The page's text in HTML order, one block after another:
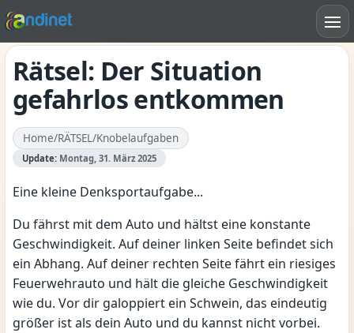
Rätsel: Der Situation
gefahrlos entkommen
Home/RÄTSEL/Knobelaufgaben
Update:Montag, 31. März 2025
Eine kleine Denksportaufgabe...
Du fährst mit dem Auto und hältst eine konstante
Geschwindigkeit. Auf deiner linken Seite befindet sich
ein Abhang. Auf deiner rechten Seite fährt ein riesiges
Feuerwehrauto und hält die gleiche Geschwindigkeit
wie du. Vor dir galoppiert ein Schwein, das eindeutig
größer ist als dein Auto und du kannst nicht vorbei.